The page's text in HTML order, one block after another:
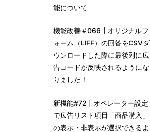
能について
機能改善＃066┃オリジナルフ
ォーム（LIFF）の回答をCSVダ
ウンロードした際に最後列に広
告コードが反映されるようにな
りました！
新機能#72┃オペレーター設定
で広告リスト項目「商品購入」
の表示・非表示が選択できるよ